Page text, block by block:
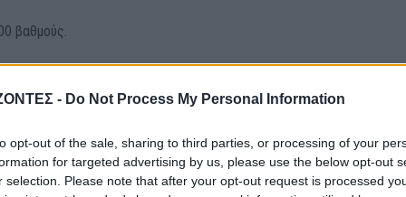
- Do Not Process My Personal Information
opt-out of the sale, sharing to third parties, or processing of your
for targeted advertising by us, please use the below opt-out
selection. Please note that after your opt-out request is processed
βαθμούς.
μαϊντανό και το αλάτι σε ένα μικρό μπολ για φούρνο
μέχρι να αρωματιστεί το σκόρδο.
και τοποθετήστε τα, με την βουτυρωμένη πλευρά προς τα κάτω,
βούτυρο στο εσωτερικό του καπακιού κάθε μανιταριού.